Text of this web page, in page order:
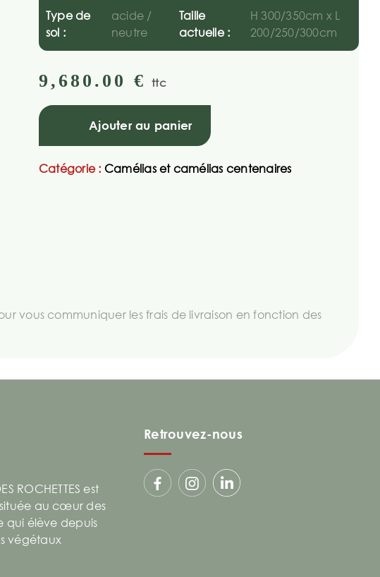
Type de
sol :
acide /
neutre
Taille
actuelle :
H 300/350cm x L
200/250/300cm
9,680.00 € ttc
Ajouter au panier
Catégorie : Camélias et camélias centenaires
vous communiquer les frais de livraison en fonction des
ROCHETTES est
au cœur des
qui élève depuis
végétaux
Retrouvez-nous